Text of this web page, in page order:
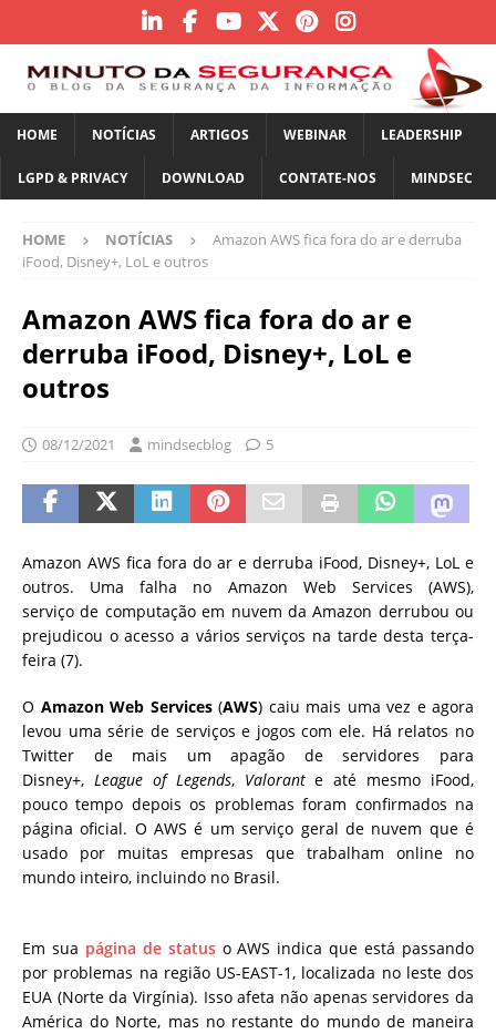
HOME NOTÍCIAS ARTIGOS WEBINAR LEADERSHIP
LGPD & PRIVACY DOWNLOAD CONTATE-NOS MINDSEC
HOME NOTÍCIAS
Amazon AWS fica fora do ar e derruba
iFood, Disney+, LoL e outros
Amazon AWS fica fora do ar e
derruba iFood, Disney+, LoL e
outros
08/12/2021 mindsecblog 5
Amazon AWS fica fora do ar e derruba iFood, Disney+, LoL e
outros. Uma falha no Amazon Web Services (AWS),
serviço de computação em nuvem da Amazon derrubou ou
prejudicou o acesso a vários serviços na tarde desta terça-
feira (7).
O Amazon Web Services(AWS) caiu mais uma vez e agora
levou uma série de serviços e jogos com ele. Há relatos no
Twitter de mais um apagão de servidores para
Disney+, League of Legends, Valorante até mesmo iFood,
pouco tempo depois os problemas foram confirmados na
página oficial. O AWS é um serviço geral de nuvem que é
usado por muitas empresas que trabalham online no
mundo inteiro, incluindo no Brasil.
Em sua página de statuso AWS indica que está passando
por problemas na região US-EAST-1, localizada no leste dos
EUA (Norte da Virgínia). Isso afeta não apenas servidores da
América do Norte, mas no restante do mundo de maneira